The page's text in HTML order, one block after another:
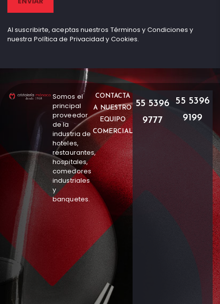
Al suscribirte, aceptas nuestros Términos y Condiciones y
nuestra Política de Privacidad y Cookies.
Somos el
principal
proveedor
de la
industria de
hoteles,
restaurantes,
hospitales,
comedores
industriales
y
banquetes.
CONTACTA
A NUESTRO
EQUIPO
COMERCIAL
55 5396
9777
55 5396
9199